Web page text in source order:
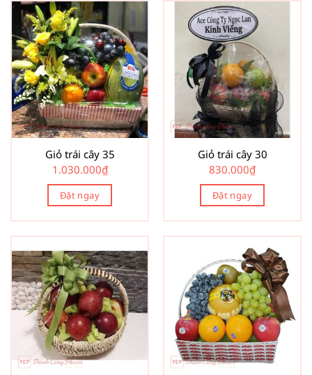
Giỏ trái cây 35
1.030.000₫
Đặt ngay
Giỏ trái cây 30
830.000₫
Đặt ngay